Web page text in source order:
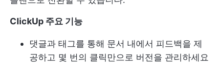
ClickUp 주요 기능
댓글과 태그를 통해 문서 내에서 피드백을 제
공하고 몇 번의 클릭만으로 버전을 관리하세요